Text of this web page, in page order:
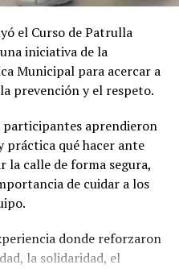
el Curso de Patrulla
iniciativa de la
Municipal para acercar a
prevención y el respeto.
participantes aprendieron
práctica qué hacer ante
la calle de forma segura,
de cuidar a los
donde reforzaron
la solidaridad, el